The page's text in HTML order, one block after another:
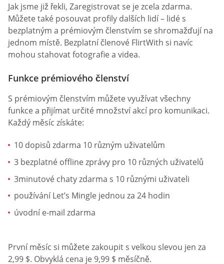
Jak jsme již řekli, Zaregistrovat se je zcela zdarma.
Můžete také posouvat profily dalších lidí – lidé s
bezplatným a prémiovým členstvím se shromažďují na
jednom místě. Bezplatní členové FlirtWith si navíc
mohou stahovat fotografie a videa.
Funkce prémiového členství
S prémiovým členstvím můžete využívat všechny
funkce a přijímat určité množství akcí pro komunikaci.
Každý měsíc získáte:
10 dopisů zdarma 10 různým uživatelům
3 bezplatné offline zprávy pro 10 různých uživatelů
3minutové chaty zdarma s 10 různými uživateli
používání Let’s Mingle jednou za 24 hodin
úvodní e-mail zdarma
První měsíc si můžete zakoupit s velkou slevou jen za
2,99 $. Obvyklá cena je 9,99 $ měsíčně.